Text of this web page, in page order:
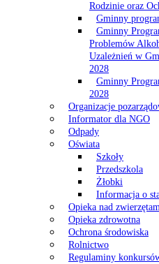
Rodzinie oraz
Gminny
Gminny
Problemów
Uzależnień w
2028
Gminny
2028
Organizacje
Informator dla NGO
Odpady
Oświata
Szkoły
Przedszkola
Żłobki
Informacja o
Opieka nad
Opieka zdrowotna
Ochrona środowiska
Rolnictwo
Regulaminy